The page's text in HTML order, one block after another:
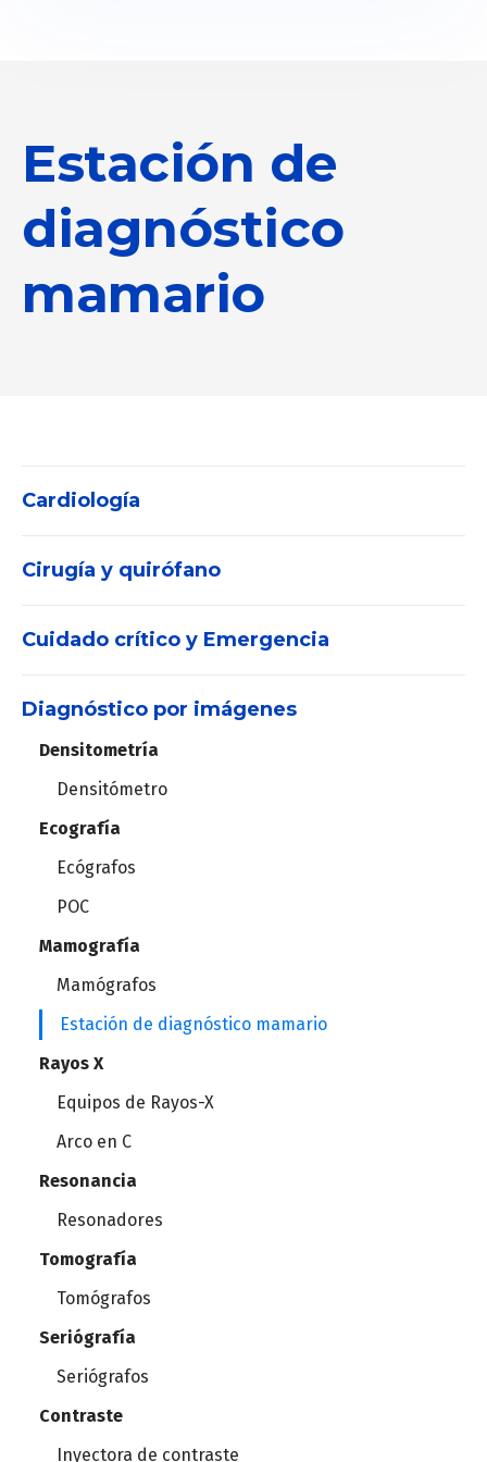
Estación de
diagnóstico
mamario
Cardiología
Electrocardiógrafos
Estación cardiopulmonar
Ergometría
Ergoespirómetros
Cirugía y quirófano
Máquinas de anestesia
Instrumental de laparoscopía
Torre de laparoscopía
Robot quirúrgico
Columnas de techo
Lámparas cialíticas
Mesa de operaciones
Recortadora de vello
Suturas mecánicas
Agujas para biospia
Cuidado crítico y Emergencia
DEA
Desfibriladores
Central de Monitoreo
Monitores de signos vitales
Monitores de pacientes
Oxímetros
Telémetros
Bombas de infusión
Humificadores
Respiradores
Set de vías aéreas
Videolaringoscopios
Diagnóstico por imágenes
Densitometría
Densitómetro
Ecografía
Ecógrafos
POC
Mamografía
Mamógrafos
Estación de diagnóstico mamario
Rayos X
Equipos de Rayos-X
Arco en C
Resonancia
Resonadores
Tomografía
Tomógrafos
Seriógrafía
Seriógrafos
Contraste
Inyectora de contraste